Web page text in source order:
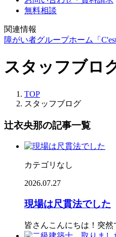
無料相談
関連情報
障がい者グループホーム「C'est
スタッフブロ
TOP
スタッフブログ
辻衣央那の記事一覧
カテゴリなし
2026.07.27
現場は尺貫法でした
皆さんこんにちは！突